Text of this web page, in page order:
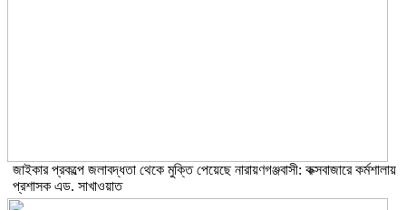
জাইকার প্রকল্পে জলাবদ্ধতা থেকে মুক্তি পেয়েছে নারায়ণগঞ্জবাসী: কক্সবাজারে কর্মশালায়
প্রশাসক এড. সাখাওয়াত